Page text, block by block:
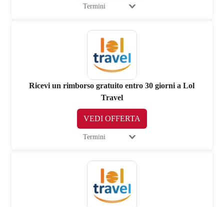
Termini
Ricevi un rimborso gratuito entro 30 giorni a Lol
Travel
VEDI OFFERTA
Termini